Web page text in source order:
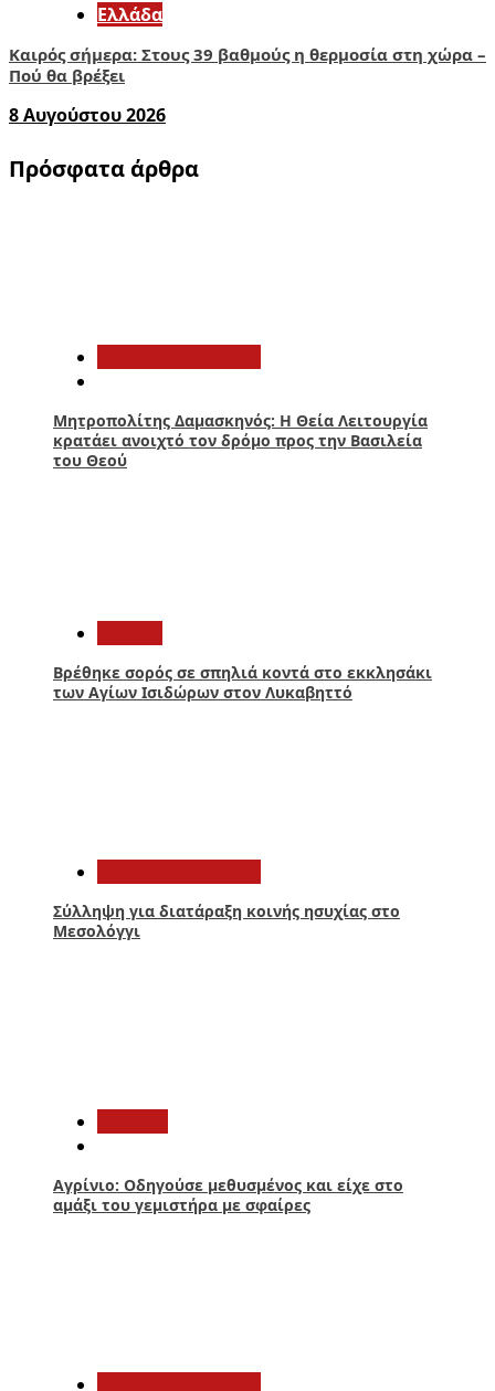
Ελλάδα
Καιρός σήμερα: Στους 39 βαθμούς η θερμοσία στη χώρα –
Πού θα βρέξει
8 Αυγούστου 2026
Πρόσφατα άρθρα
Μητροπολίτης Δαμασκηνός: Η Θεία Λειτουργία
κρατάει ανοιχτό τον δρόμο προς την Βασιλεία
του Θεού
Βρέθηκε σορός σε σπηλιά κοντά στο εκκλησάκι
των Αγίων Ισιδώρων στον Λυκαβηττό
Σύλληψη για διατάραξη κοινής ησυχίας στο
Μεσολόγγι
Αγρίνιο: Οδηγούσε μεθυσμένος και είχε στο
αμάξι του γεμιστήρα με σφαίρες